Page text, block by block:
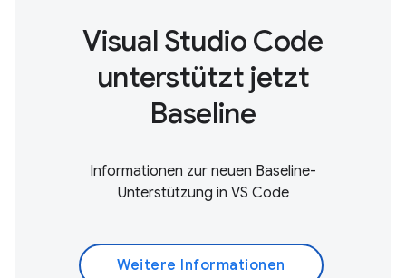
Visual Studio Code
unterstützt jetzt
Baseline
Informationen zur neuen Baseline-
Unterstützung in VS Code
Weitere Informationen